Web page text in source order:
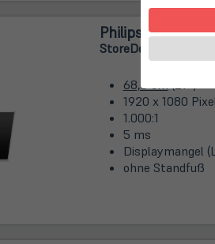
Philips 276E7Q
StoreDeal
68,6 cm(27")
1920 x 1080
1.000:1
5 ms
Displaymangel
ohne Standfuß